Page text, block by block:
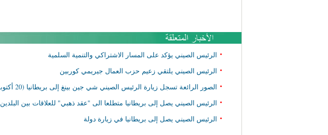
• الرئيس الصيني يؤكد على المسار الاشتراكي والتنمية السلمية
• الرئيس الصيني يلتقي زعيم حزب العمال جيريمي كوربين
• الصور الرائعة تسجل زيارة الرئيس الصيني شي جين بينغ إلى بريطانيا (20 أكتوبر)
• الرئيس الصيني يصل إلى بريطانيا متطلعا الى "عقد ذهبي" للعلاقات بين البلدين
• الرئيس الصيني يصل إلى بريطانيا في زيارة دولة